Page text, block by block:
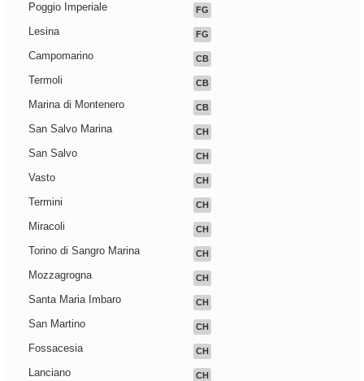
Poggio Imperiale FG
Lesina FG
Campomarino CB
Termoli CB
Marina di Montenero CB
San Salvo Marina CH
San Salvo CH
Vasto CH
Termini CH
Miracoli CH
Torino di Sangro Marina CH
Mozzagrogna CH
Santa Maria Imbaro CH
San Martino CH
Fossacesia CH
Lanciano CH